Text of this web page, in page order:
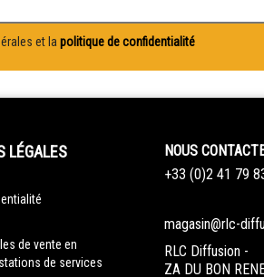
et la politique de confidentialité
LÉGALES
de vente en
de services
NOUS
+33 (0)2 41 79
magasin@rlc-
RLC Diffusion -
ZA DU BON